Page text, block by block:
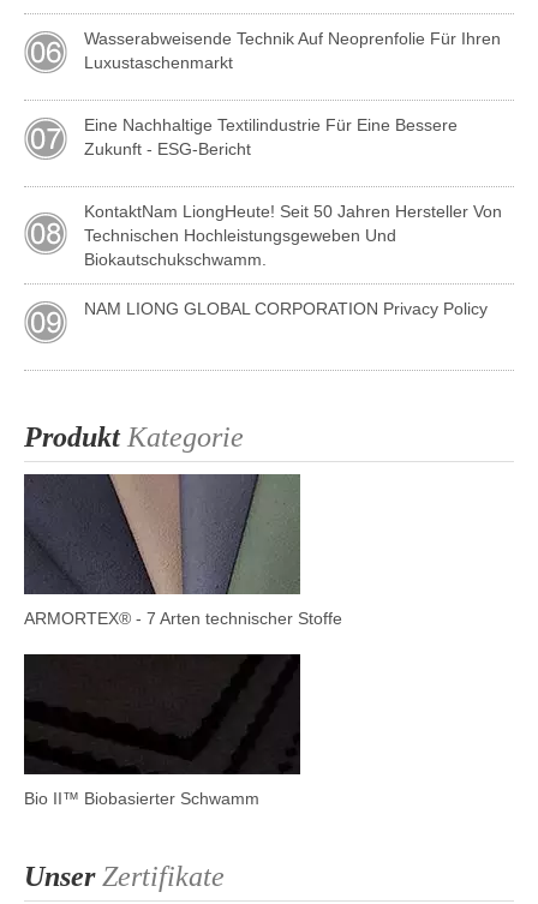
Wasserabweisende Technik Auf Neoprenfolie Für Ihren
Luxustaschenmarkt
Eine Nachhaltige Textilindustrie Für Eine Bessere
Zukunft - ESG-Bericht
KontaktNam LiongHeute! Seit 50 Jahren Hersteller Von
Technischen Hochleistungsgeweben Und
Biokautschukschwamm.
NAM LIONG GLOBAL CORPORATION Privacy Policy
ProduktKategorie
ARMORTEX® - 7 Arten technischer Stoffe
Bio II™ Biobasierter Schwamm
UnserZertifikate